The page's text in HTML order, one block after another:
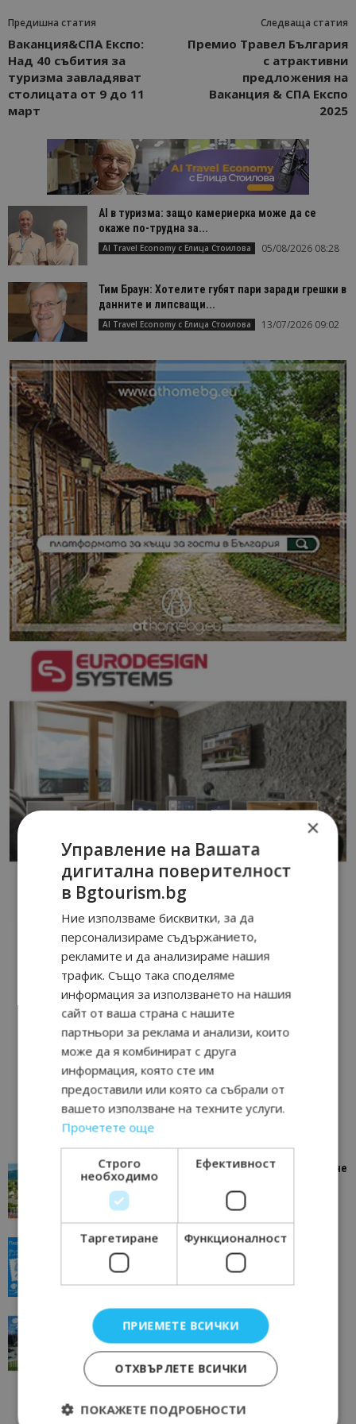
Предишна статия
Ваканция&СПА Експо:
Над 40 събития за
туризма завладяват
столицата от 9 до 11
март
Следваща статия
Премио Травел България
с атрактивни
предложения на
Ваканция & СПА Експо
2025
AI в туризма: защо камериерка може да се
окаже по-трудна за...
AI Travel Economy с Елица Стоилова 05/08/2026 08:28
Тим Браун: Хотелите губят пари заради грешки в
данните и липсващи...
AI Travel Economy с Елица Стоилова 13/07/2026 09:02
“Пощенска картичка от…”: Петрич – Изживяване
отвъд очакваното
Петрич
“Пощенска картичка от…”: Пловдив, градът на
всички времена
“Пощенска картичка от…”: Перник – град на
традициите, културата и вдъхновяващите...
Перник 17/06/2026 09:01
×
Управление на Вашата
дигитална поверителност
в Bgtourism.bg
Ние използваме бисквитки, за да
персонализираме съдържанието,
рекламите и да анализираме нашия
трафик. Също така споделяме
информация за използването на нашия
сайт от ваша страна с нашите
партньори за реклама и анализи, които
може да я комбинират с друга
информация, която сте им
предоставили или която са събрали от
вашето използване на техните услуги.
Прочетете още
Строго
необходимо
Ефективност
Таргетиране Функционалност
ПРИЕМЕТЕ ВСИЧКИ
ОТХВЪРЛЕТЕ ВСИЧКИ
ПОКАЖЕТЕ ПОДРОБНОСТИ